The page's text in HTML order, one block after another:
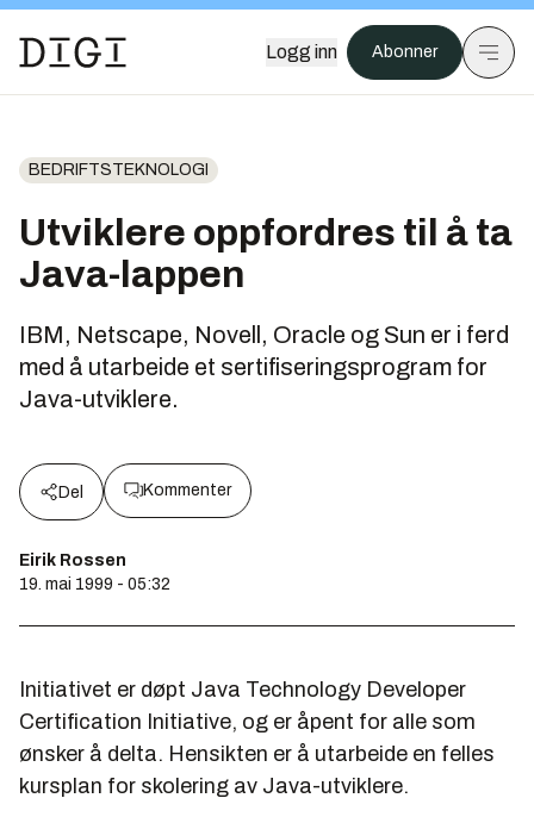
Logg inn Abonner
BEDRIFTSTEKNOLOGI
Utviklere oppfordres til å ta
Java-lappen
IBM, Netscape, Novell, Oracle og Sun er i ferd
med å utarbeide et sertifiseringsprogram for
Java-utviklere.
Del Kommenter
Eirik Rossen
19. mai 1999 - 05:32
Initiativet er døpt Java Technology Developer
Certification Initiative, og er åpent for alle som
ønsker å delta. Hensikten er å utarbeide en felles
kursplan for skolering av Java-utviklere.